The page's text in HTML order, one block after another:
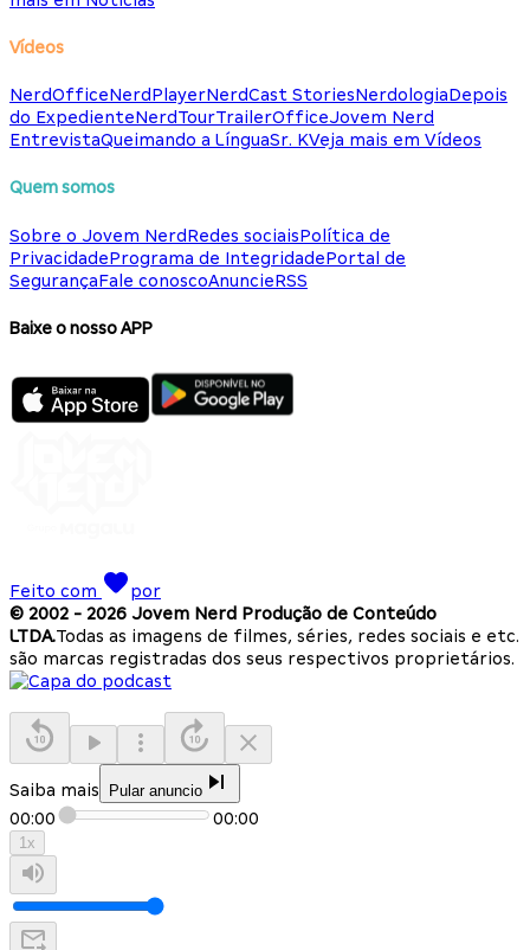
Vídeos
NerdOfficeNerdPlayerNerdCast StoriesNerdologiaDepois
do ExpedienteNerdTourTrailerOfficeJovem Nerd
EntrevistaQueimando a LínguaSr. KVeja mais em Vídeos
Quem somos
Sobre o Jovem NerdRedes sociaisPolítica de
PrivacidadePrograma de IntegridadePortal de
SegurançaFale conoscoAnuncieRSS
Baixe o nosso APP
Feito com
por
© 2002 - 2026 Jovem Nerd Produção de Conteúdo
LTDA.Todas as imagens de filmes, séries, redes sociais e etc.
são marcas registradas dos seus respectivos proprietários.
Saiba mais Pular anuncio
00:00 00:00
1x